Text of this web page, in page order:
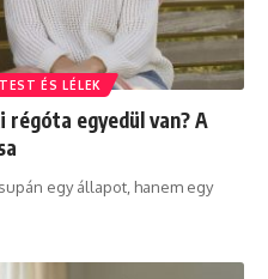
TEST ÉS LÉLEK
régóta egyedül van? A
egy állapot, hanem egy